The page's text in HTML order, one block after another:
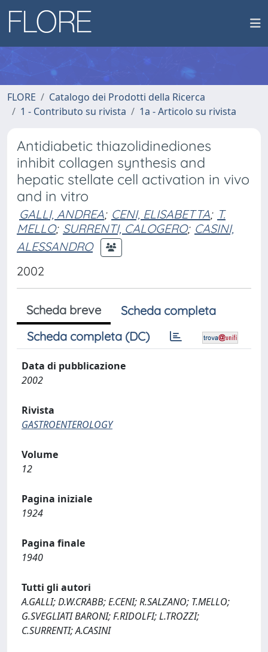
FLORE
Catalogo dei Prodotti della Ricerca
1 - Contributo su rivista
1a - Articolo su rivista
Antidiabetic thiazolidinediones
inhibit collagen synthesis and
hepatic stellate cell activation in vivo
and in vitro
GALLI, ANDREA; CENI, ELISABETTA; T.
MELLO; SURRENTI, CALOGERO; CASINI,
ALESSANDRO
2002
Scheda breve
Scheda completa
Scheda completa (DC)
Data di pubblicazione
2002
Rivista
GASTROENTEROLOGY
Volume
12
Pagina iniziale
1924
Pagina finale
1940
Tutti gli autori
A.GALLI; D.W.CRABB; E.CENI; R.SALZANO; T.MELLO;
G.SVEGLIATI BARONI; F.RIDOLFI; L.TROZZI;
C.SURRENTI; A.CASINI